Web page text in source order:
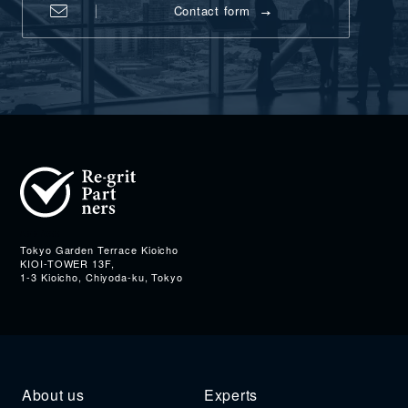
Contact form
Tokyo Garden Terrace Kioicho
KIOI-TOWER 13F,
1-3 Kioicho, Chiyoda-ku, Tokyo
About us Experts